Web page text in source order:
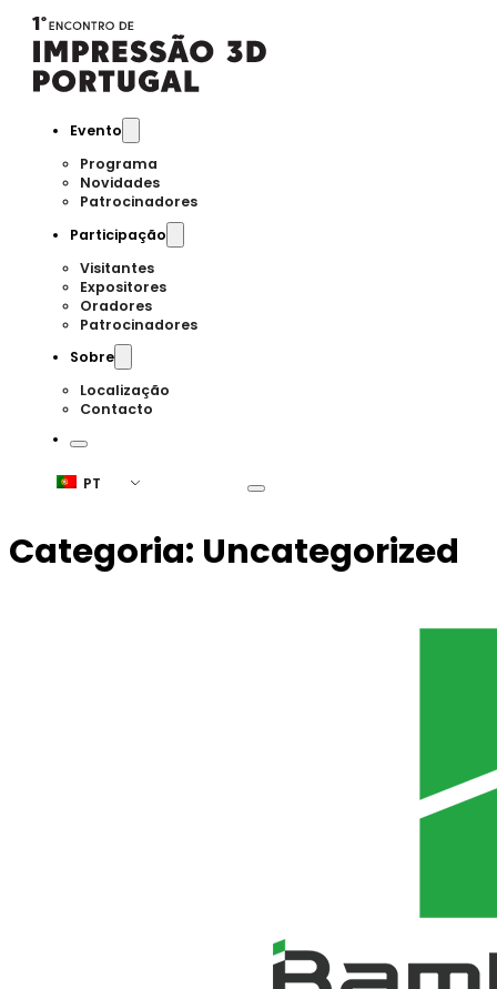
Evento
Programa
Novidades
Patrocinadores
Participação
Visitantes
Expositores
Oradores
Patrocinadores
Sobre
Localização
Contacto
PT
Categoria: Uncategorized